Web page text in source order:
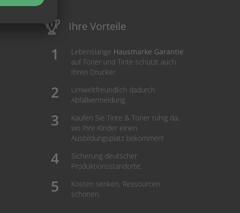
Ihre Vorteile
Lebenslange Hausmarke Garantie
auf Toner und Tinte schützt auch
Ihren Drucker.
Umweltfreundlich dadurch
Abfallvermeidung.
Kaufen Sie Tinte & Toner ruhig da,
wo Ihre Kinder einen
Ausbildungsplatz bekommen!
Sicherung deutscher
Produktionsstandorte.
Kosten senken, Ressourcen
schonen.